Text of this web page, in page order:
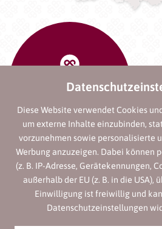
Diese Website verwendet Cookies
um externe Inhalte einzubinden,
vorzunehmen sowie personalisierte
Werbung anzuzeigen. Dabei können
(z. B. IP-Adresse, Gerätekennungen,
außerhalb der EU (z. B. in die USA),
Einwilligung ist freiwillig und
Datenschutzeinstellungen